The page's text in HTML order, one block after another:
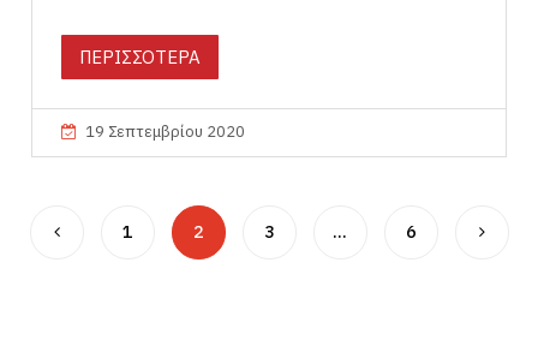
ΠΕΡΙΣΣΟΤΕΡΑ
19 Σεπτεμβρίου 2020
1 2 3 … 6